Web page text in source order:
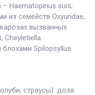
– Haematopinus suis;
из семейств Oxyuridae,
вызванных
Cheyletiella
Spilopsyllus
страусы): доза